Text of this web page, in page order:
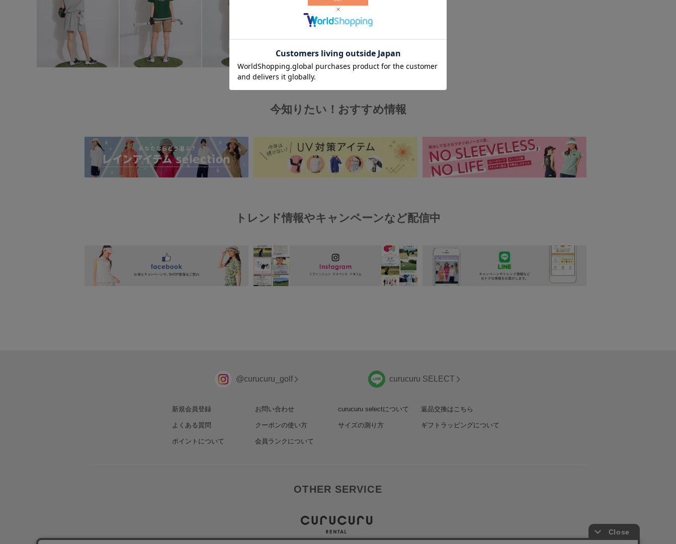
今知りたい！おすすめ情報
トレンド情報やキャンペーンなど配信中
@curucuru_golf curucuru SELECT
新規会員登録 お問い合わせ curucuru selectについて 返品交換はこちら
よくある質問 クーポンの使い方 サイズの測り方 ギフトラッピングについて
ポイントについて 会員ランクについて
OTHER SERVICE